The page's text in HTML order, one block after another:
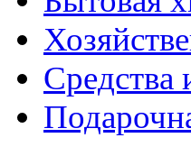
Средства